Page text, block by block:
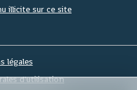
illicite sur ce site
légales
d'utilisation